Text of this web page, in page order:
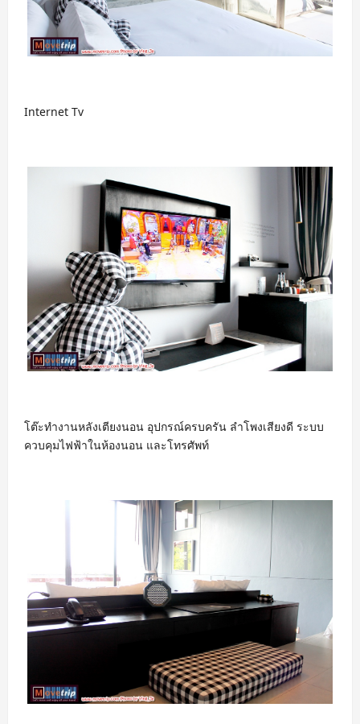
Internet Tv
โต๊ะทำงานหลังเตียงนอน อุปกรณ์ครบครัน ลำโพงเสียงดี ระบบ
ควบคุมไฟฟ้าในห้องนอน และโทรศัพท์